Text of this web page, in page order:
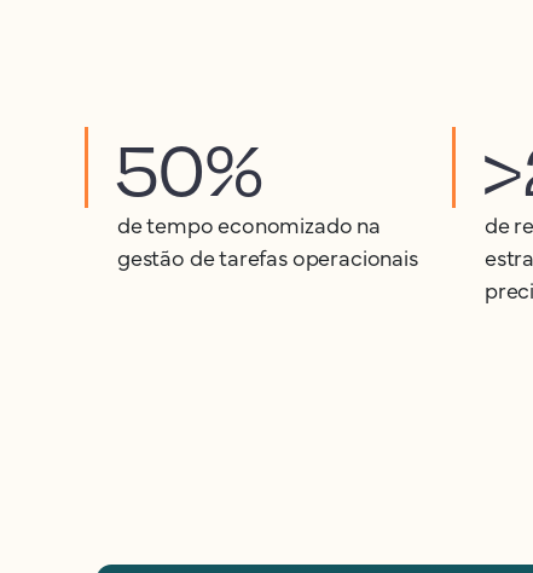
50%
de tempo economizado na
gestão de tarefas operacionais
de